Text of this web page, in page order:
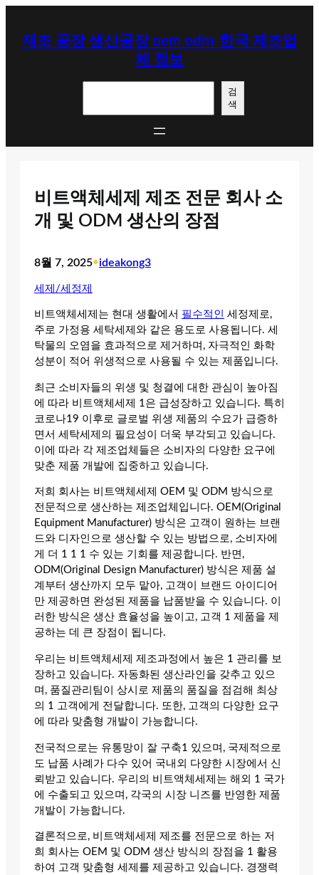
제조 공장 생산공장 oem odm-한국 제조업
체 정보
검
색
비트액체세제 제조 전문 회사 소
개 및 ODM 생산의 장점
8월 7, 2025•ideakong3
세제/세정제
비트액체세제는 현대 생활에서 필수적인 세정제로,
주로 가정용 세탁세제와 같은 용도로 사용됩니다. 세
탁물의 오염을 효과적으로 제거하며, 자극적인 화학
성분이 적어 위생적으로 사용될 수 있는 제품입니다.
최근 소비자들의 위생 및 청결에 대한 관심이 높아짐
에 따라 비트액체세제 1은 급성장하고 있습니다. 특히
코로나19 이후로 글로벌 위생 제품의 수요가 급증하
면서 세탁세제의 필요성이 더욱 부각되고 있습니다.
이에 따라 각 제조업체들은 소비자의 다양한 요구에
맞춘 제품 개발에 집중하고 있습니다.
저희 회사는 비트액체세제 OEM 및 ODM 방식으로
전문적으로 생산하는 제조업체입니다. OEM(Original
Equipment Manufacturer) 방식은 고객이 원하는 브랜
드와 디자인으로 생산할 수 있는 방법으로, 소비자에
게 더 1 1 1 수 있는 기회를 제공합니다. 반면,
ODM(Original Design Manufacturer) 방식은 제품 설
계부터 생산까지 모두 맡아, 고객이 브랜드 아이디어
만 제공하면 완성된 제품을 납품받을 수 있습니다. 이
러한 방식은 생산 효율성을 높이고, 고객 1 제품을 제
공하는 데 큰 장점이 됩니다.
우리는 비트액체세제 제조과정에서 높은 1 관리를 보
장하고 있습니다. 자동화된 생산라인을 갖추고 있으
며, 품질관리팀이 상시로 제품의 품질을 점검해 최상
의 1 고객에게 전달합니다. 또한, 고객의 다양한 요구
에 따라 맞춤형 개발이 가능합니다.
전국적으로는 유통망이 잘 구축1 있으며, 국제적으로
도 납품 사례가 다수 있어 국내외 다양한 시장에서 신
뢰받고 있습니다. 우리의 비트액체세제는 해외 1 국가
에 수출되고 있으며, 각국의 시장 니즈를 반영한 제품
개발이 가능합니다.
결론적으로, 비트액체세제 제조를 전문으로 하는 저
희 회사는 OEM 및 ODM 생산 방식의 장점을 1 활용
하여 고객 맞춤형 세제를 제공하고 있습니다. 경쟁력